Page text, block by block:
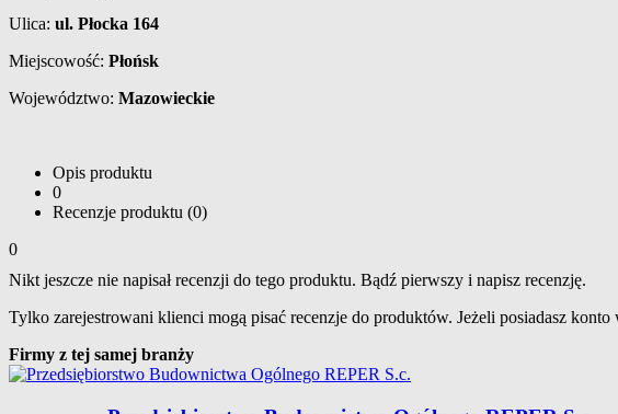
Ulica: ul. Płocka 164
Miejscowość: Płońsk
Województwo: Mazowieckie
Opis produktu
0
Recenzje produktu (0)
0
Nikt jeszcze nie napisał recenzji do tego produktu. Bądź pierwszy i napisz recenzję.
Tylko zarejestrowani klienci mogą pisać recenzje do produktów. Jeżeli posiadasz
Firmy z tej samej branży